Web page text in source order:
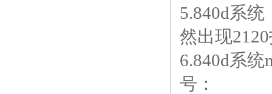
5.840d系
然出现
6.840d系
号：